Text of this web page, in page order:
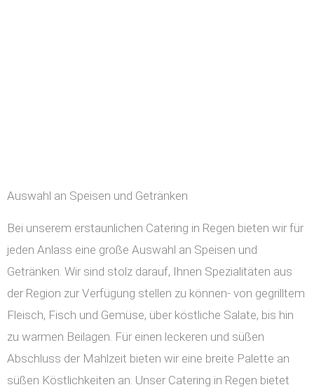
Auswahl an Speisen und Getränken
Bei unserem erstaunlichen Catering in Regen bieten wir für
jeden Anlass eine große Auswahl an Speisen und
Getränken. Wir sind stolz darauf, Ihnen Spezialitäten aus
der Region zur Verfügung stellen zu können- von gegrilltem
Fleisch, Fisch und Gemüse, über köstliche Salate, bis hin
zu warmen Beilagen. Für einen leckeren und süßen
Abschluss der Mahlzeit bieten wir eine breite Palette an
süßen Köstlichkeiten an. Unser Catering in Regen bietet